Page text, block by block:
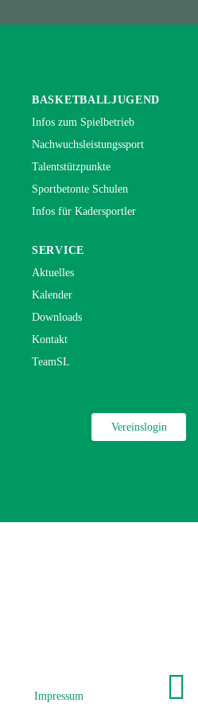
BASKETBALLJUGEND
Infos zum Spielbetrieb
Nachwuchsleistungssport
Talentstützpunkte
Sportbetonte Schulen
Infos für Kadersportler
SERVICE
Aktuelles
Kalender
Downloads
Kontakt
TeamSL
Vereinslogin
Impressum